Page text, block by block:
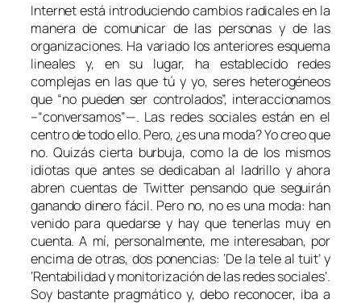
Internet está introduciendo cambios radicales en la
manera de comunicar de las personas y de las
organizaciones. Ha variado los anteriores esquema
lineales y, en su lugar, ha establecido redes
complejas en las que tú y yo, seres heterogéneos
que “no pueden ser controlados”, interaccionamos
–“conversamos”—. Las redes sociales están en el
centro de todo ello. Pero, ¿es una moda? Yo creo que
no. Quizás cierta burbuja, como la de los mismos
idiotas que antes se dedicaban al ladrillo y ahora
abren cuentas de Twitter pensando que seguirán
ganando dinero fácil. Pero no, no es una moda: han
venido para quedarse y hay que tenerlas muy en
cuenta. A mí, personalmente, me interesaban, por
encima de otras, dos ponencias: ‘De la tele al tuit’ y
‘Rentabilidad y monitorización de las redes sociales’.
Soy bastante pragmático y, debo reconocer, iba a